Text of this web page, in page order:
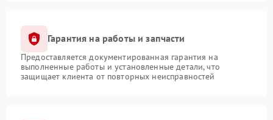
Гарантия на работы и запчасти
Предоставляется документированная гарантия на
выполненные работы и установленные детали, что
защищает клиента от повторных неисправностей